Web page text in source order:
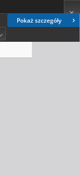
Pokaż szczegóły